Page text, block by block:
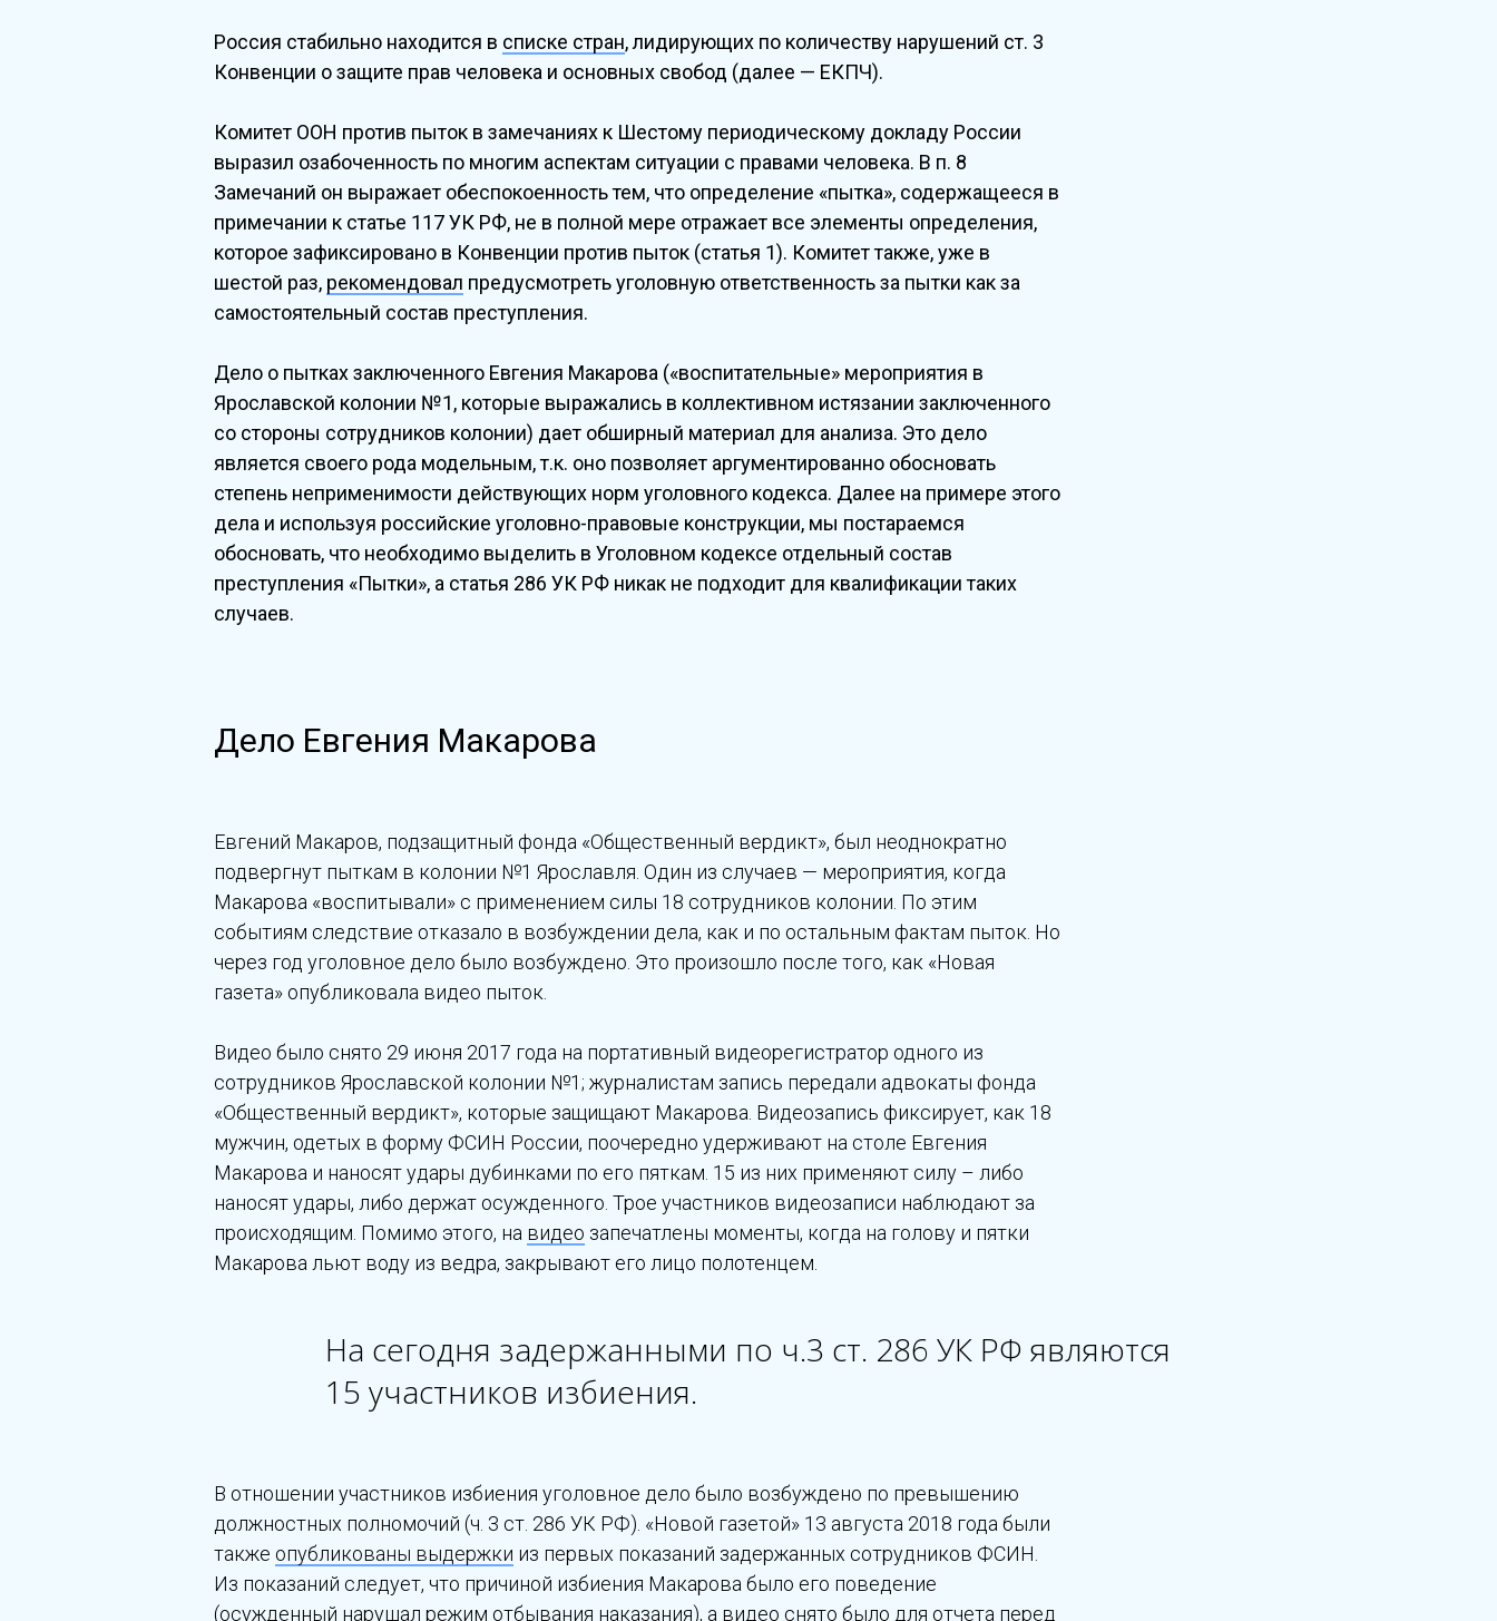
Россия стабильно находится в списке стран, лидирующих по количеству нарушений ст. 3
Конвенции о защите прав человека и основных свобод (далее — ЕКПЧ).
Комитет ООН против пыток в замечаниях к Шестому периодическому докладу России
выразил озабоченность по многим аспектам ситуации с правами человека. В п. 8
Замечаний он выражает обеспокоенность тем, что определение «пытка», содержащееся в
примечании к статье 117 УК РФ, не в полной мере отражает все элементы определения,
которое зафиксировано в Конвенции против пыток (статья 1). Комитет также, уже в
шестой раз, рекомендовал предусмотреть уголовную ответственность за пытки как за
самостоятельный состав преступления.
Дело о пытках заключенного Евгения Макарова («воспитательные» мероприятия в
Ярославской колонии №1, которые выражались в коллективном истязании заключенного
со стороны сотрудников колонии) дает обширный материал для анализа. Это дело
является своего рода модельным, т.к. оно позволяет аргументированно обосновать
степень неприменимости действующих норм уголовного кодекса. Далее на примере этого
дела и используя российские уголовно-правовые конструкции, мы постараемся
обосновать, что необходимо выделить в Уголовном кодексе отдельный состав
преступления «Пытки», а статья 286 УК РФ никак не подходит для квалификации таких
случаев.
Дело Евгения Макарова
Евгений Макаров, подзащитный фонда «Общественный вердикт», был неоднократно
подвергнут пыткам в колонии №1 Ярославля. Один из случаев — мероприятия, когда
Макарова «воспитывали» с применением силы 18 сотрудников колонии. По этим
событиям следствие отказало в возбуждении дела, как и по остальным фактам пыток. Но
через год уголовное дело было возбуждено. Это произошло после того, как «Новая
газета» опубликовала видео пыток.
Видео было снято 29 июня 2017 года на портативный видеорегистратор одного из
сотрудников Ярославской колонии №1; журналистам запись передали адвокаты фонда
«Общественный вердикт», которые защищают Макарова. Видеозапись фиксирует, как 18
мужчин, одетых в форму ФСИН России, поочередно удерживают на столе Евгения
Макарова и наносят удары дубинками по его пяткам. 15 из них применяют силу – либо
наносят удары, либо держат осужденного. Трое участников видеозаписи наблюдают за
происходящим. Помимо этого, на видео запечатлены моменты, когда на голову и пятки
Макарова льют воду из ведра, закрывают его лицо полотенцем.
На сегодня задержанными по ч.3 ст. 286 УК РФ являются
15 участников избиения.
В отношении участников избиения уголовное дело было возбуждено по превышению
должностных полномочий (ч. 3 ст. 286 УК РФ). «Новой газетой» 13 августа 2018 года были
также опубликованы выдержки из первых показаний задержанных сотрудников ФСИН.
Из показаний следует, что причиной избиения Макарова было его поведение
(осужденный нарушал режим отбывания наказания), а видео снято было для отчета перед